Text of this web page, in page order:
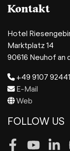
Kontakt
Hotel
Marktplatz 14
90616 Neuhof an
+49 9107
E-Mail
Web
FOLLOW US